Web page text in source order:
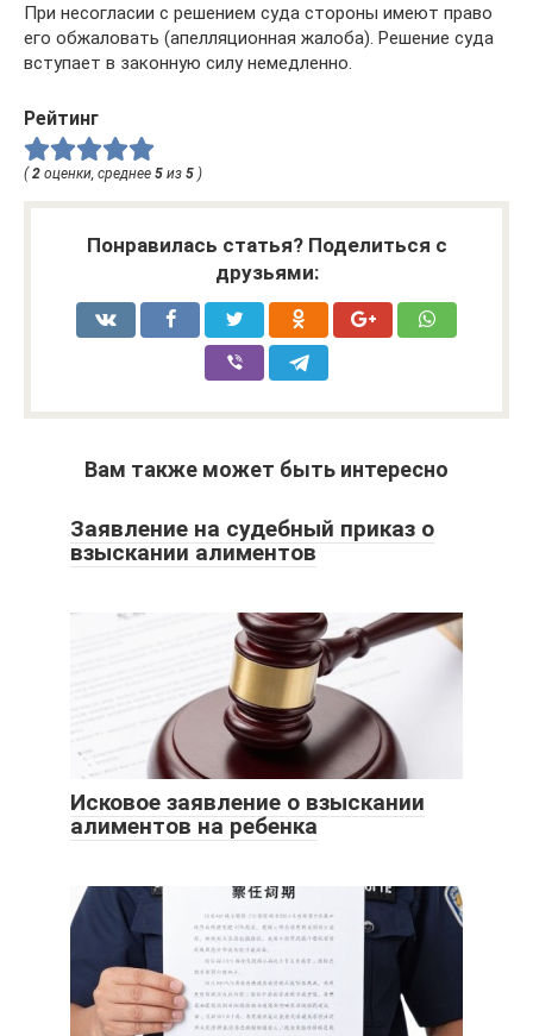
При несогласии с решением суда стороны имеют право
его обжаловать (апелляционная жалоба). Решение суда
вступает в законную силу немедленно.
Рейтинг
( 2 оценки, среднее 5 из 5 )
Понравилась статья? Поделиться с
друзьями:
Вам также может быть интересно
Заявление на судебный приказ о
взыскании алиментов
Исковое заявление о взыскании
алиментов на ребенка